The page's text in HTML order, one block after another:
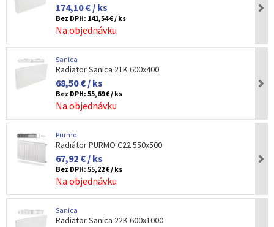
174,10 € / ks
Bez DPH: 141,54 € / ks
Na objednávku
Sanica
Radiator Sanica 21K 600x400
68,50 € / ks
Bez DPH: 55,69 € / ks
Na objednávku
Purmo
Radiátor PURMO C22 550x500
67,92 € / ks
Bez DPH: 55,22 € / ks
Na objednávku
Sanica
Radiator Sanica 22K 600x1000